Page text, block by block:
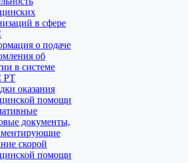
в сфере
о подаче
об
в системе
РТ
оказания
помощи
документы,
скорой
помощи